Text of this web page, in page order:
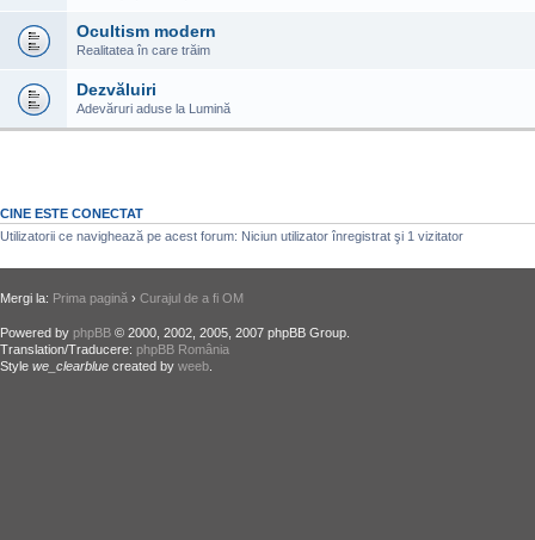
Ocultism modern
Realitatea în care trăim
Dezvăluiri
Adevăruri aduse la Lumină
CINE ESTE CONECTAT
Utilizatorii ce navighează pe acest forum: Niciun utilizator înregistrat şi 1 vizitator
Mergi la: Prima pagină › Curajul de a fi OM
Powered by phpBB © 2000, 2002, 2005, 2007 phpBB Group.
Translation/Traducere: phpBB România
Style we_clearblue created by weeb